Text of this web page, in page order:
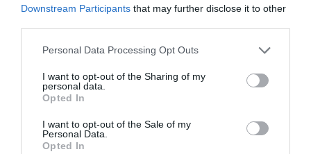
Downstream Participants that may further disclose it to other
Personal Data Processing Opt Outs
I want to opt-out of the Sharing of my
personal data.
Opted In
I want to opt-out of the Sale of my
Personal Data.
Opted In
seguridad y la visibilidad en un punto de elevada
afluencia de vehículos.